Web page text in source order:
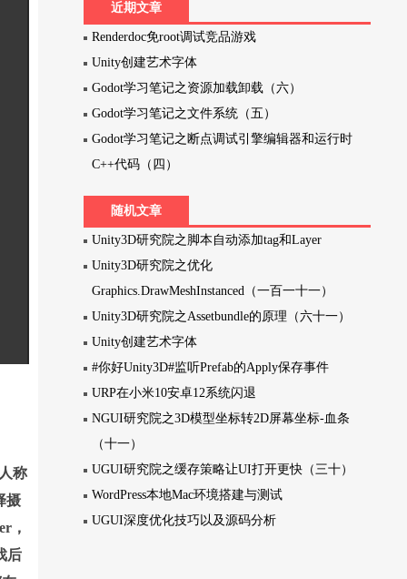
称
摄
，
后
近期文章
Renderdoc免root调试竞品游戏
Unity创建艺术字体
Godot学习笔记之资源加载卸载（六）
Godot学习笔记之文件系统（五）
Godot学习笔记之断点调试引擎编辑器和运行时
C++代码（四）
随机文章
Unity3D研究院之脚本自动添加tag和Layer
Unity3D研究院之优化
Graphics.DrawMeshInstanced（一百一十一）
Unity3D研究院之Assetbundle的原理（六十一）
Unity创建艺术字体
#你好Unity3D#监听Prefab的Apply保存事件
URP在小米10安卓12系统闪退
NGUI研究院之3D模型坐标转2D屏幕坐标-血条
（十一）
UGUI研究院之缓存策略让UI打开更快（三十）
WordPress本地Mac环境搭建与测试
UGUI深度优化技巧以及源码分析